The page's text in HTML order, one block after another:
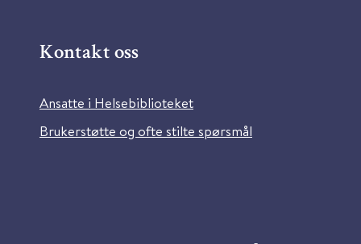
Kontakt oss
Ansatte i Helsebiblioteket
Brukerstøtte og ofte stilte spørsmål